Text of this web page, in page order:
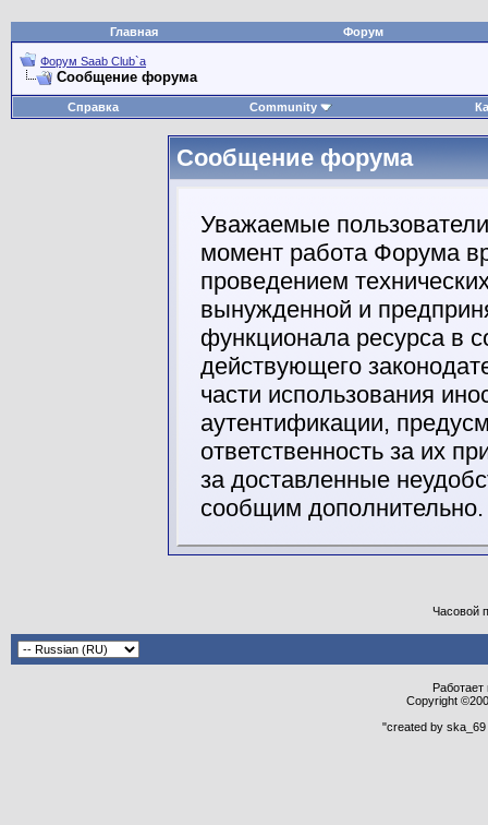
Главная Форум
Форум Saab Club`а
Сообщение форума
Справка Community
Сообщение форума
Уважаемые
момент работа Форума
проведением
вынужденной и
функционала ресурса в
действующего
части использования
аутентификации,
ответственность за их
за доставленные
сообщим дополнительно.
Часовой
Copyright
"created by